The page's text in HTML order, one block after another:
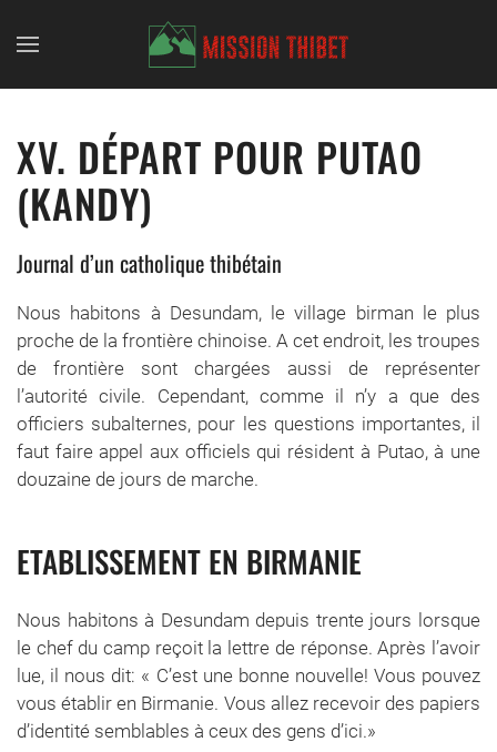
Skip to main content
XV. DÉPART POUR PUTAO
(KANDY)
Journal d’un catholique thibétain
Nous habitons à Desundam, le village birman le plus
proche de la frontière chinoise. A cet endroit, les troupes
de frontière sont chargées aussi de représenter
l’autorité civile. Cependant, comme il n’y a que des
officiers subalternes, pour les questions importantes, il
faut faire appel aux officiels qui résident à Putao, à une
douzaine de jours de marche.
ETABLISSEMENT EN BIRMANIE
Nous habitons à Desundam depuis trente jours lorsque
le chef du camp reçoit la lettre de réponse. Après l’avoir
lue, il nous dit: « C’est une bonne nouvelle! Vous pouvez
vous établir en Birmanie. Vous allez recevoir des papiers
d’identité semblables à ceux des gens d’ici.»